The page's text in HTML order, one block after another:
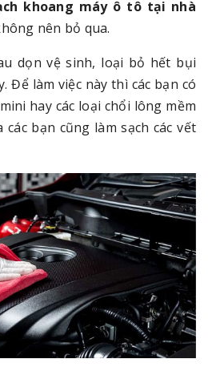
khoang máy ô tô tại nhà
nên bỏ qua.
dọn vệ sinh, loại bỏ hết bụi
Để làm việc này thì các bạn có
hay các loại chổi lông mềm
bạn cũng làm sạch các vết